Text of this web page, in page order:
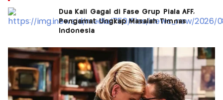
Dua Kali Gagal di Fase Grup Piala AFF,
Pengamat Ungkap Masalah Timnas
Indonesia